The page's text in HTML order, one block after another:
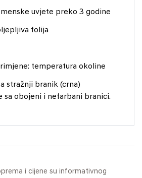
uvjete preko 3 godine
folija
temperatura okoline
stražnji branik (crna)
sa obojeni i nefarbani branici.
i cijene su informativnog